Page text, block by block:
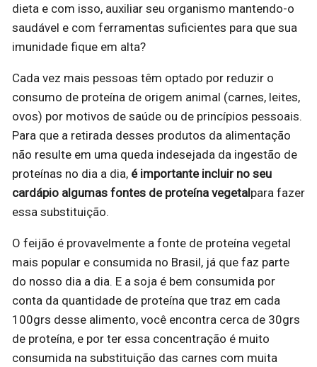
dieta e com isso, auxiliar seu organismo mantendo-o
saudável e com ferramentas suficientes para que sua
imunidade fique em alta?
Cada vez mais pessoas têm optado por reduzir o
consumo de proteína de origem animal (carnes, leites,
ovos) por motivos de saúde ou de princípios pessoais.
Para que a retirada desses produtos da alimentação
não resulte em uma queda indesejada da ingestão de
proteínas no dia a dia, é importante incluir no seu
cardápio algumas fontes de proteína vegetalpara fazer
essa substituição.
O feijão é provavelmente a fonte de proteína vegetal
mais popular e consumida no Brasil, já que faz parte
do nosso dia a dia. E a soja é bem consumida por
conta da quantidade de proteína que traz em cada
100grs desse alimento, você encontra cerca de 30grs
de proteína, e por ter essa concentração é muito
consumida na substituição das carnes com muita